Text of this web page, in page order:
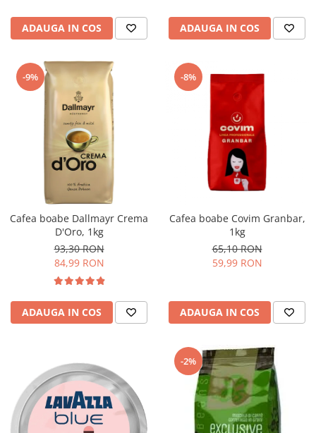
ADAUGA IN COS ADAUGA IN COS
-9%
Cafea boabe Dallmayr Crema
D'Oro, 1kg
93,30 RON
84,99 RON
ADAUGA IN COS
-8%
Cafea boabe Covim Granbar,
1kg
65,10 RON
59,99 RON
ADAUGA IN COS
-2%